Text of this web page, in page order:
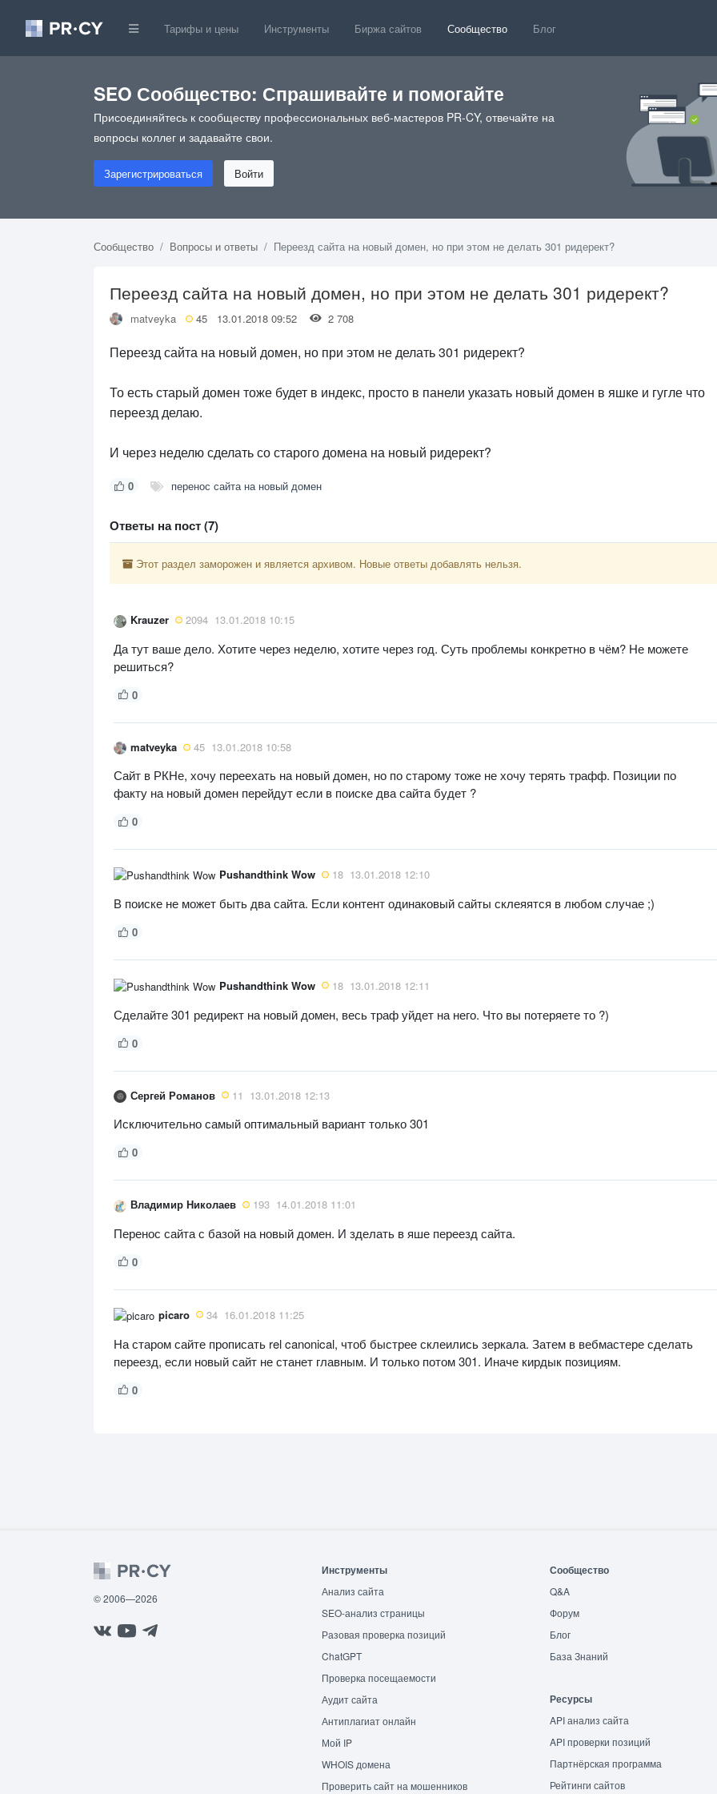
Тарифы и цены Инструменты Биржа сайтов Сообщество Блог
SEO Сообщество: Спрашивайте и помогайте
Присоединяйтесь к сообществу профессиональных веб-мастеров PR-CY, отвечайте на
вопросы коллег и задавайте свои.
Зарегистрироваться Войти
Сообщество Вопросы и ответы Переезд сайта на новый домен, но при этом не делать 301 ридерект?
Переезд сайта на новый домен, но при этом не делать 301 ридерект?
matveyka 45 13.01.2018 09:52 2 708
Переезд сайта на новый домен, но при этом не делать 301 ридерект?
То есть старый домен тоже будет в индекс, просто в панели указать новый домен в яшке и гугле что
переезд делаю.
И через неделю сделать со старого домена на новый ридерект?
0 перенос сайта на новый домен
Ответы на пост (7)
Этот раздел заморожен и является архивом. Новые ответы добавлять нельзя.
Krauzer 2094 13.01.2018 10:15
Да тут ваше дело. Хотите через неделю, хотите через год. Суть проблемы конкретно в чём? Не можете
решиться?
0
matveyka 45 13.01.2018 10:58
Сайт в РКНе, хочу переехать на новый домен, но по старому тоже не хочу терять трафф. Позиции по
факту на новый домен перейдут если в поиске два сайта будет ?
0
Pushandthink Wow 18 13.01.2018 12:10
В поиске не может быть два сайта. Если контент одинаковый сайты склеяятся в любом случае ;)
0
Pushandthink Wow 18 13.01.2018 12:11
Сделайте 301 редирект на новый домен, весь траф уйдет на него. Что вы потеряете то ?)
0
Сергей Романов 11 13.01.2018 12:13
Исключительно самый оптимальный вариант только 301
0
Владимир Николаев 193 14.01.2018 11:01
Перенос сайта с базой на новый домен. И зделать в яше переезд сайта.
0
picaro 34 16.01.2018 11:25
На старом сайте прописать rel canonical, чтоб быстрее склеились зеркала. Затем в вебмастере сделать
переезд, если новый сайт не станет главным. И только потом 301. Иначе кирдык позициям.
0
© 2006—2026
Инструменты
Анализ сайта
SEO-анализ страницы
Разовая проверка позиций
ChatGPT
Проверка посещаемости
Аудит сайта
Антиплагиат онлайн
Мой IP
WHOIS домена
Проверить сайт на мошенников
Сообщество
Q&A
Форум
Блог
База Знаний
Ресурсы
API анализ сайта
API проверки позиций
Партнёрская программа
Рейтинги сайтов